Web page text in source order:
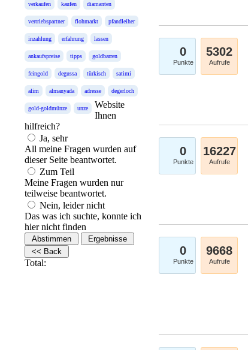
verkaufen kaufen diamanten
vertriebspartner flohmarkt pfandleiher
inzahlung erfahrung lassen
ankaufspreise tipps goldbarren
feingold degussa türkisch satimi
alim almanyada adresse degerloch
gold-goldmünze unze
Website
Ihnen
hilfreich?
Ja, sehr
All meine Fragen wurden auf
dieser Seite beantwortet.
Zum Teil
Meine Fragen wurden nur
teilweise beantwortet.
Nein, leider nicht
Das was ich suchte, konnte ich
hier nicht finden
Total:
0
Punkte
5302
Aufrufe
0
Punkte
16227
Aufrufe
0
Punkte
9668
Aufrufe